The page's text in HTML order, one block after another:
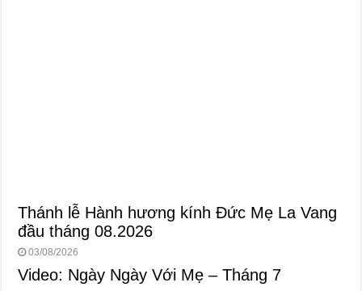
Thánh lễ Hành hương kính Đức Mẹ La Vang
đầu tháng 08.2026
03/08/2026
Video: Ngày Ngày Với Mẹ – Tháng 7